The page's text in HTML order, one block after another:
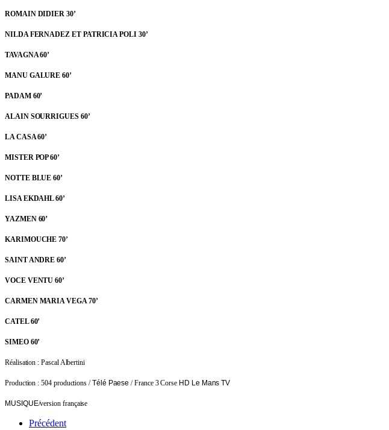
ROMAIN DIDIER 30’
NILDA FERNADEZ ET PATRICIA POLI 30’
TAVAGNA 60’
MANU GALURE 60’
PADAM 60’
ALAIN SOURRIGUES 60’
LA CASA 60’
MISTER POP 60’
NOTTE BLUE 60’
LISA EKDAHL 60’
YAZMEN 60’
KARIMOUCHE 70’
SAINT ANDRE 60’
VOCE VENTU 60’
CARMEN MARIA VEGA 70’
CATEL 60’
SIMEO 60’
Réalisation : Pascal Albertini
Production : 504 productions /Télé Paese / France 3 Corse HD Le Mans TV
MUSIQUE/version française
Précédent